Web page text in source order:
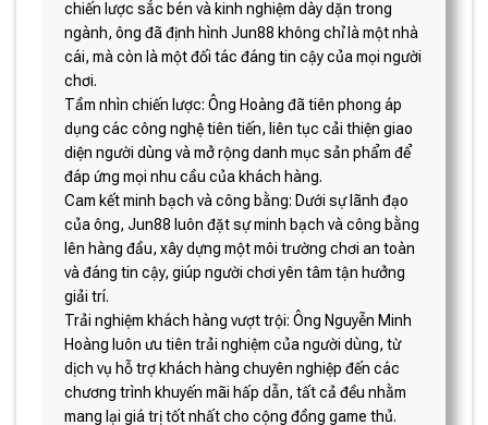
chiến lược sắc bén và kinh nghiệm dày dặn trong
ngành, ông đã định hình Jun88 không chỉ là một nhà
cái, mà còn là một đối tác đáng tin cậy của mọi người
chơi.
Tầm nhìn chiến lược: Ông Hoàng đã tiên phong áp
dụng các công nghệ tiên tiến, liên tục cải thiện giao
diện người dùng và mở rộng danh mục sản phẩm để
đáp ứng mọi nhu cầu của khách hàng.
Cam kết minh bạch và công bằng: Dưới sự lãnh đạo
của ông, Jun88 luôn đặt sự minh bạch và công bằng
lên hàng đầu, xây dựng một môi trường chơi an toàn
và đáng tin cậy, giúp người chơi yên tâm tận hưởng
giải trí.
Trải nghiệm khách hàng vượt trội: Ông Nguyễn Minh
Hoàng luôn ưu tiên trải nghiệm của người dùng, từ
dịch vụ hỗ trợ khách hàng chuyên nghiệp đến các
chương trình khuyến mãi hấp dẫn, tất cả đều nhằm
mang lại giá trị tốt nhất cho cộng đồng game thủ.